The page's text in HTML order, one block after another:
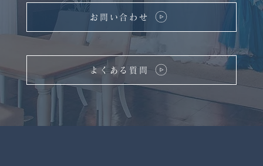
よくある質問
お問い合わせ